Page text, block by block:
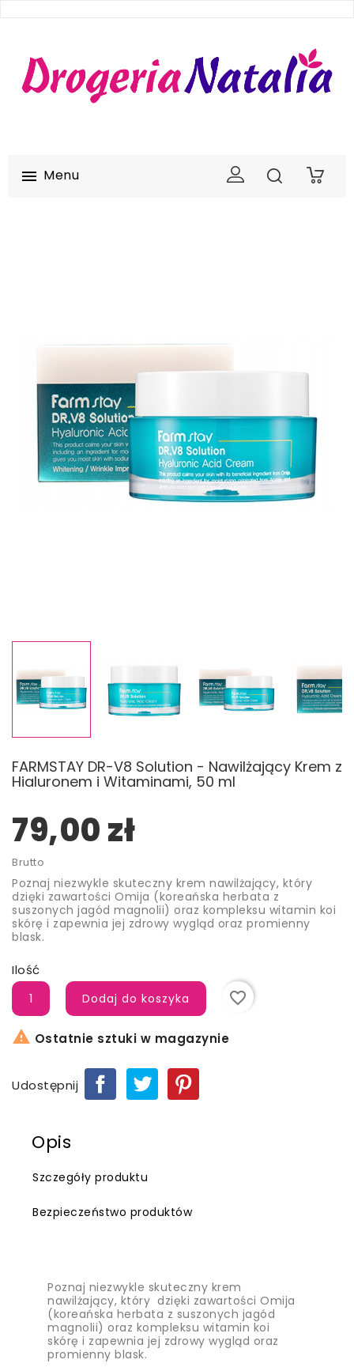
 Menu 0
FARMSTAY DR-V8 Solution - Nawilżający Krem z
Hialuronem i Witaminami, 50 ml
79,00 zł
Brutto
Poznaj niezwykle skuteczny krem nawilżający, który
dzięki zawartości Omija (koreańska herbata z
suszonych jagód magnolii) oraz kompleksu witamin koi
skórę i zapewnia jej zdrowy wygląd oraz promienny
blask.
Ilość
Dodaj do koszyka favorite_border
 Ostatnie sztuki w magazynie
Udostępnij
Opis
Szczegóły produktu
Bezpieczeństwo produktów
Poznaj niezwykle skuteczny krem
nawilżający, który dzięki zawartości Omija
(koreańska herbata z suszonych jagód
magnolii) oraz kompleksu witamin koi
skórę i zapewnia jej zdrowy wygląd oraz
promienny blask.